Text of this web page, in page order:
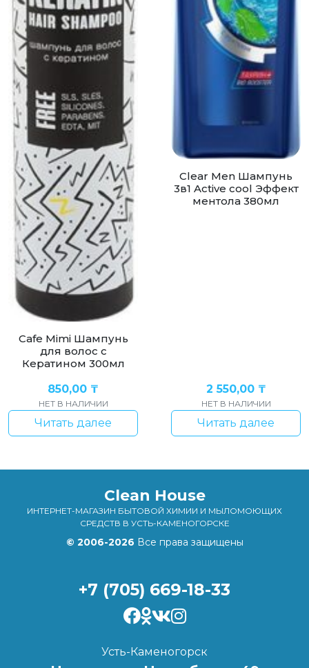
Cafe Mimi Шампунь
для волос с
Кератином 300мл
850,00 ₸
НЕТ В НАЛИЧИИ
Читать далее
Clear Men Шампунь
3в1 Active cool Эффект
ментола 380мл
2 550,00 ₸
НЕТ В НАЛИЧИИ
Читать далее
Clean House
ИНТЕРНЕТ-МАГАЗИН БЫТОВОЙ ХИМИИ И МЫЛОМОЮЩИХ
СРЕДСТВ В УСТЬ-КАМЕНОГОРСКЕ
© 2006-2026 Все права защищены
+7 (705) 669-18-33
Усть-Каменогорск